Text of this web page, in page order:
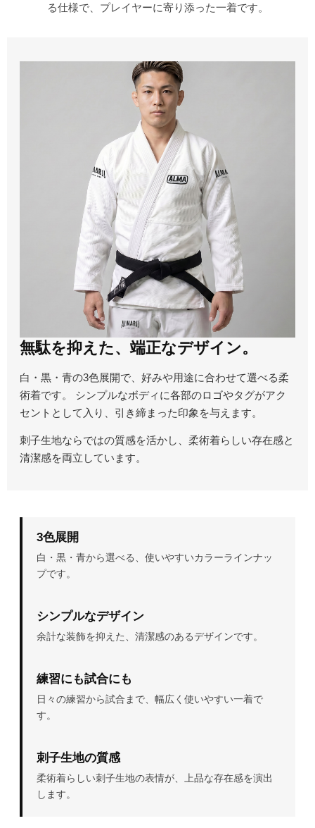
る仕様で、プレイヤーに寄り添った一着です。
無駄を抑えた、端正なデザイン。
白・黒・青の3色展開で、好みや用途に合わせて選べる柔
術着です。 シンプルなボディに各部のロゴやタグがアク
セントとして入り、引き締まった印象を与えます。
刺子生地ならではの質感を活かし、柔術着らしい存在感と
清潔感を両立しています。
3色展開
白・黒・青から選べる、使いやすいカラーラインナッ
プです。
シンプルなデザイン
余計な装飾を抑えた、清潔感のあるデザインです。
練習にも試合にも
日々の練習から試合まで、幅広く使いやすい一着で
す。
刺子生地の質感
柔術着らしい刺子生地の表情が、上品な存在感を演出
します。